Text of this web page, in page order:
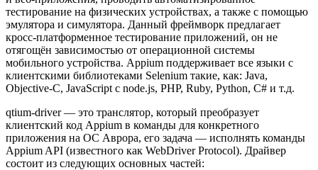
тестирование на физических устройствах, а также с помощью
эмулятора и симулятора. Данный фреймворк предлагает
кросс-платформенное тестирование приложений, он не
отягощён зависимостью от операционной системы
мобильного устройства. Appium поддерживает все языки с
клиентскими библиотеками Selenium такие, как: Java,
Objective-C, JavaScript с node.js, PHP, Ruby, Python, C# и т.д.
qtium-driver — это транслятор, который преобразует
клиентский код Appium в команды для конкретного
приложения на ОС Аврора, его задача — исполнять команды
Appium API (известного как WebDriver Protocol). Драйвер
состоит из следующих основных частей: